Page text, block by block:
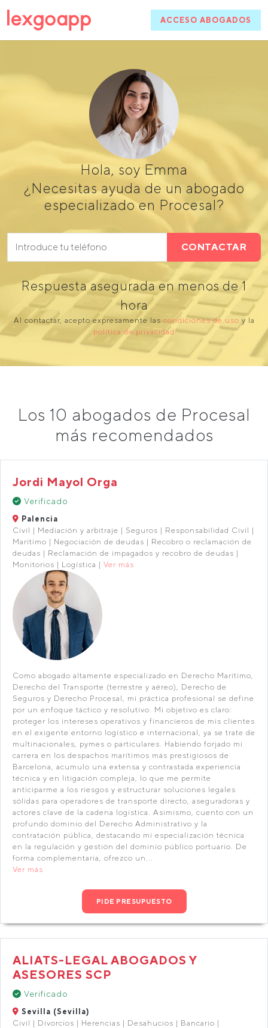
ACCESO ABOGADOS
Hola, soy Emma
¿Necesitas ayuda de un abogado
especializado en Procesal?
CONTACTAR
Respuesta asegurada en menos de 1
hora
Al contactar, acepto expresamente las condiciones de uso y la
política de privacidad
Los 10 abogados de Procesal
más recomendados
Jordi Mayol Orga
Verificado
Palencia
Civil | Mediación y arbitraje | Seguros | Responsabilidad Civil |
Marítimo | Negociación de deudas | Recobro o reclamación de
deudas | Reclamación de impagados y recobro de deudas |
Monitorios | Logística | Ver más
Como abogado altamente especializado en Derecho Marítimo,
Derecho del Transporte (terrestre y aéreo), Derecho de
Seguros y Derecho Procesal, mi práctica profesional se define
por un enfoque táctico y resolutivo. Mi objetivo es claro:
proteger los intereses operativos y financieros de mis clientes
en el exigente entorno logístico e internacional, ya se trate de
multinacionales, pymes o particulares. Habiendo forjado mi
carrera en los despachos marítimos más prestigiosos de
Barcelona, acumulo una extensa y contrastada experiencia
técnica y en litigación compleja, lo que me permite
anticiparme a los riesgos y estructurar soluciones legales
sólidas para operadores de transporte directo, aseguradoras y
actores clave de la cadena logística. Asimismo, cuento con un
profundo dominio del Derecho Administrativo y la
contratación pública, destacando mi especialización técnica
en la regulación y gestión del dominio público portuario. De
forma complementaria, ofrezco un...
Ver más
PIDE PRESUPUESTO
ALIATS-LEGAL ABOGADOS Y
ASESORES SCP
Verificado
Sevilla (Sevilla)
Civil | Divorcios | Herencias | Desahucios | Bancario |